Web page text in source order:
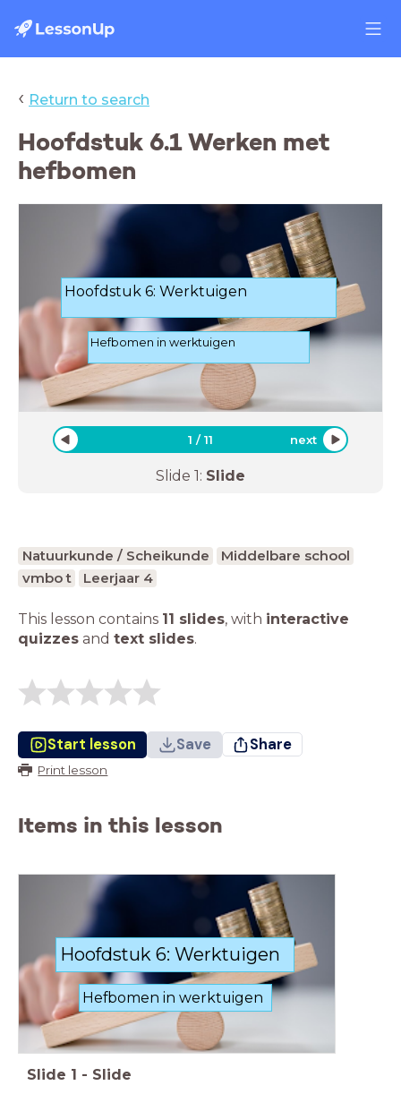
‹ Return to search
Hoofdstuk 6.1 Werken met
hefbomen
Hoofdstuk 6: Werktuigen
Hefbomen in werktuigen
1 /11 next
Slide 1: Slide
Natuurkunde / Scheikunde
Middelbare school
vmbo t
Leerjaar 4
This lesson contains 11 slides, with interactive
quizzes and text slides.
Start lesson Save Share
Print lesson
Items in this lesson
Hoofdstuk 6: Werktuigen
Hefbomen in werktuigen
Slide 1 - Slide